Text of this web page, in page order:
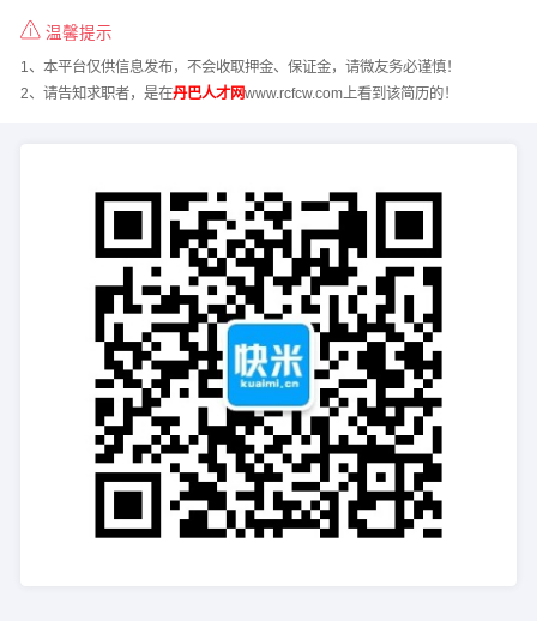
温馨提示
1、本平台仅供信息发布，不会收取押金、保证金，请微友务必谨慎！
2、请告知求职者，是在丹巴人才网www.rcfcw.com上看到该简历的！